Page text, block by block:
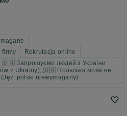
firmy
Rekrutacja online
🇺🇦 Запрошуємо людей з України
z Ukrainy), 🇺🇦 Польська мова не
(Jęz. polski niewymagany)